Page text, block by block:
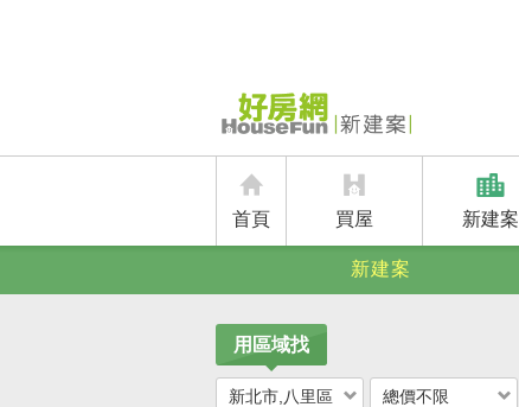
首頁 買屋 新建案
新建案
用區域找
新北市,八里區 總價不限